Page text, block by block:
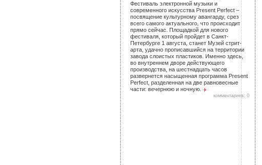
Фестиваль электронной музыки и
современного искусства Present Perfect –
посвящение культурному авангарду, срез
всего самого актуального, что происходит
прямо сейчас. Площадкой для нового
фестиваля, который пройдет в Санкт-
Петербурге 1 августа, станет Музей стрит-
арта, удачно прописавшийся на территории
завода слоистых пластиков. Именно здесь,
во внутреннем дворе действующего
производства, на шестнадцать часов
развернется насыщенная программа Present
Perfect, разделенная на две равновесные
части: вечернюю и ночную.
комментариев: 0